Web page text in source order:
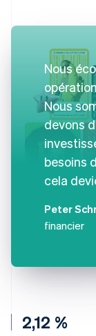
2,12 %
Nous
Nous
devons
besoins
cela
Peter
financier